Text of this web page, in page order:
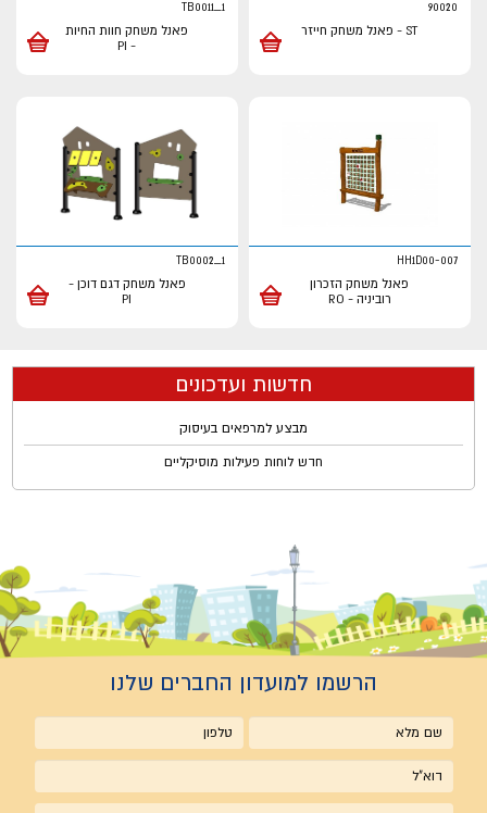
90020
ST - פאנל משחק חייזר
TB0011_1
פאנל משחק חוות החיות
- PI
HH1D00-007
פאנל משחק הזכרון
רוביניה - RO
TB0002_1
פאנל משחק דגם דוכן -
PI
חדשות ועדכונים
מבצע למרפאים בעיסוק
חדש לוחות פעילות מוסיקליים
הרשמו למועדון החברים שלנו
שם
מלא
טלפון
אימייל